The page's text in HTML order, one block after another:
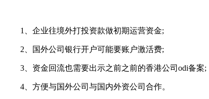
1、企业往境外打投资款做初期运营资金;
2、国外公司银行开户可能要账户激活费;
3、资金回流也需要出示之前之前的香港公司odi备案;
4、方便与国外公司与国内外资公司合作。